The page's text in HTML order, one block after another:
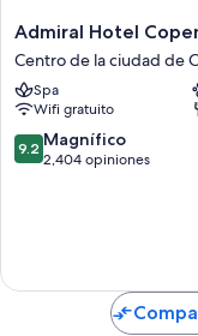
Admiral
Hotel
Copenhagen
Centro
de
la
ciudad
Admiral Hotel
Centro de la ciudad de
Spa
Wifi gratuito
9.2
de
9.2 Magnífico
2,404 opiniones